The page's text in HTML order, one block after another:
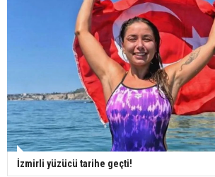
İzmirli yüzücü tarihe geçti!